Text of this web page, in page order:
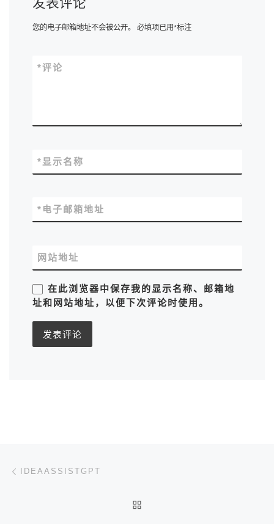
您的电子邮箱地址不会被公开。 必填项已用*标注
评论
*
显示名称
*
电子邮箱地址
*
网站地址
在此浏览器中保存我的显示名称、邮箱地
址和网站地址，以便下次评论时使用。
文章导航
IDEAASSISTGPT